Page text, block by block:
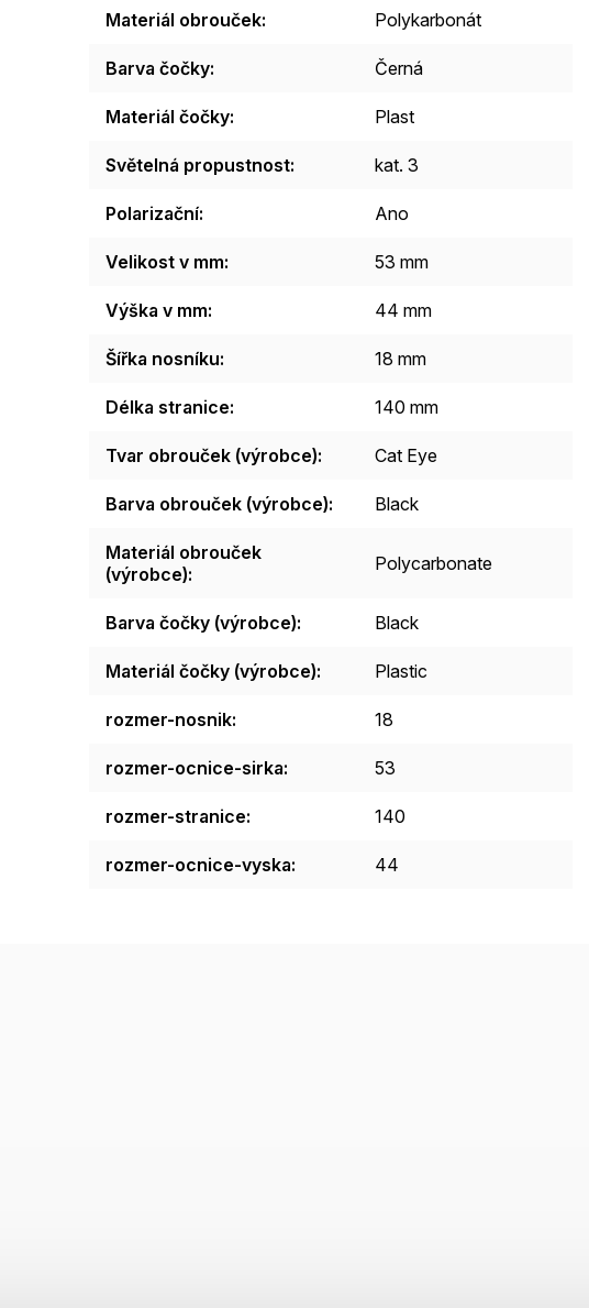
Materiál obrouček: Polykarbonát
Barva čočky: Černá
Materiál čočky: Plast
Světelná propustnost: kat. 3
Polarizační: Ano
Velikost v mm: 53 mm
Výška v mm: 44 mm
Šířka nosníku: 18 mm
Délka stranice: 140 mm
Tvar obrouček (výrobce): Cat Eye
Barva obrouček (výrobce): Black
Materiál obrouček
(výrobce): Polycarbonate
Barva čočky (výrobce): Black
Materiál čočky (výrobce): Plastic
rozmer-nosnik: 18
rozmer-ocnice-sirka: 53
rozmer-stranice: 140
rozmer-ocnice-vyska: 44